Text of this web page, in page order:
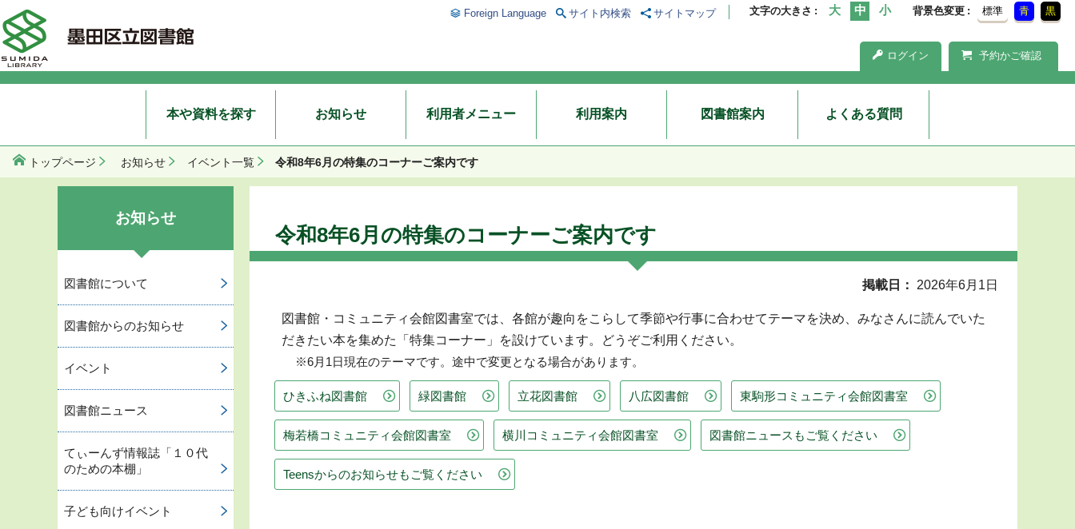
文字の大きさ 背景色変更 標準 青 黒
ログイン 予約かご確認
Foreign Language サイト内検索 サイトマップ
本や資料を探す お知らせ 利用者メニュー 利用案内 図書館案内 よくある質問
トップページ お知らせ イベント一覧 令和8年6月の特集のコーナーご案内です
令和8年6月の特集のコーナーご案内です
掲載日 2026年6月1日
図書館・コミュニティ会館図書室では、各館が趣向をこらして季節や行事に合わせてテーマを決め、みなさんに読んでいた
だきたい本を集めた「特集コーナー」を設けています。どうぞご利用ください。
※6月1日現在のテーマです。途中で変更となる場合があります。
ひきふね図書館 緑図書館 立花図書館 八広図書館 東駒形コミュニティ会館図書室
梅若橋コミュニティ会館図書室 横川コミュニティ会館図書室 図書館ニュースもご覧ください
Teensからのお知らせもご覧ください
お知らせ
図書館について
図書館からのお知らせ
イベント
図書館ニュース
てぃーんず情報誌「１０代
のための本棚」
子ども向けイベント